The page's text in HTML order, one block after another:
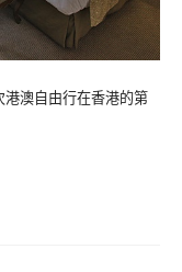
港澳自由行在香港的第